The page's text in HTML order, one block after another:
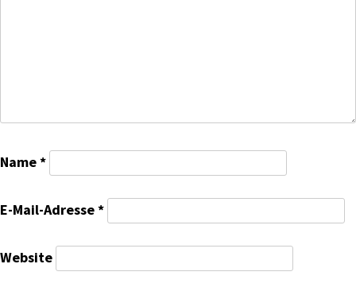
Name*
E-Mail-Adresse*
Website